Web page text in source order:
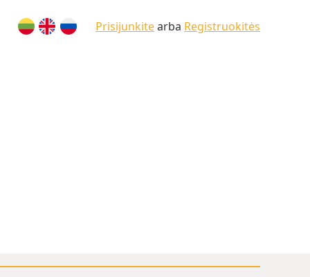
Prisijunkitearba Registruokitės